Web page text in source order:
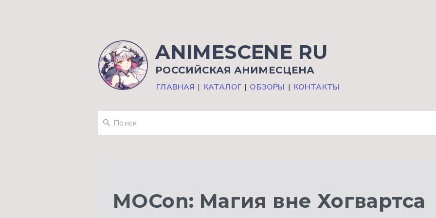
ANIMESCENE RU
РОССИЙСКАЯ АНИМЕСЦЕНА
ГЛАВНАЯ | КАТАЛОГ | ОБЗОРЫ | КОНТАКТЫ
MOCon: Магия вне Хогвартса